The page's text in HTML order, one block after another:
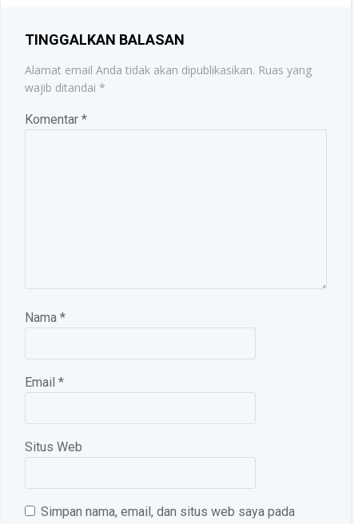
TINGGALKAN BALASAN
Alamat email Anda tidak akan dipublikasikan. Ruas yang
wajib ditandai *
Komentar *
Nama *
Email *
Situs Web
Simpan nama, email, dan situs web saya pada